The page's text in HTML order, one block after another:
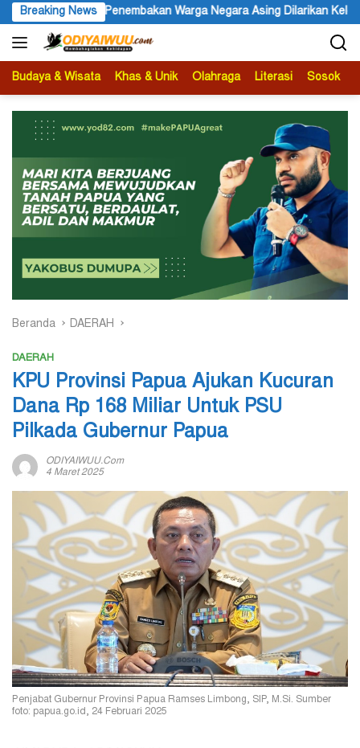
Langsung
ke
konten
Breaking News
Asing Dilarikan Kelompoknya ke Dalam Hutan Belajar
Budaya & Wisata Khas & Unik Olahraga Literasi Sosok
Beranda DAERAH
DAERAH
KPU Provinsi Papua Ajukan Kucuran
Dana Rp 168 Miliar Untuk PSU
Pilkada Gubernur Papua
ODIYAIWUU.com
4 Maret 2025
Penjabat Gubernur Provinsi Papua Ramses Limbong, SIP, M.Si. Sumber
foto: papua.go.id, 24 Februari 2025